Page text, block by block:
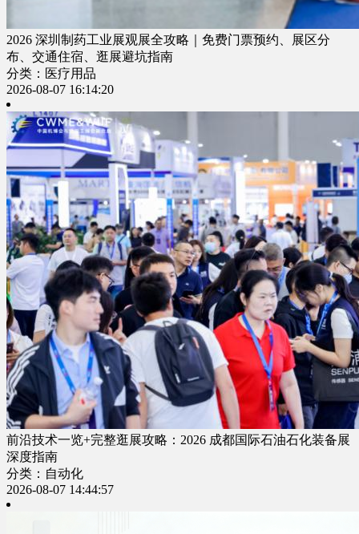
2026 深圳制药工业展观展全攻略｜免费门票预约、展区分
布、交通住宿、逛展避坑指南
分类：医疗用品
2026-08-07 16:14:20
前沿技术一览+完整逛展攻略：2026 成都国际石油石化装备展
深度指南
分类：自动化
2026-08-07 14:44:57